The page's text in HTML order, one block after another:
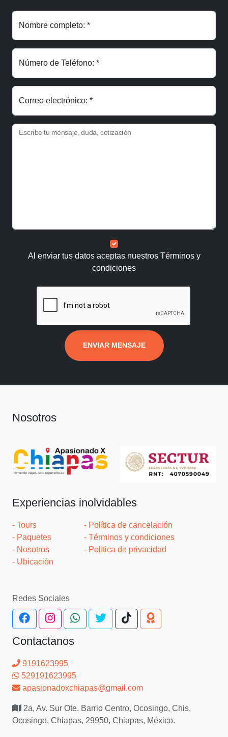
Nombre completo: *
Número de Teléfono: *
Correo electrónico: *
Escribe tu mensaje, duda, cotización
Al enviar tus datos aceptas nuestros Términos y
condiciones
ENVIAR MENSAJE
Nosotros
Experiencias inolvidables
- Tours
- Paquetes
- Nosotros
- Ubicación
- Política de cancelación
- Términos y condiciones
- Política de privacidad
Redes Sociales
Contactanos
9191623995
529191623995
apasionadoxchiapas@gmail.com
2a, Av. Sur Ote. Barrio Centro, Ocosingo, Chis,
Ocosingo, Chiapas, 29950, Chiapas, México.